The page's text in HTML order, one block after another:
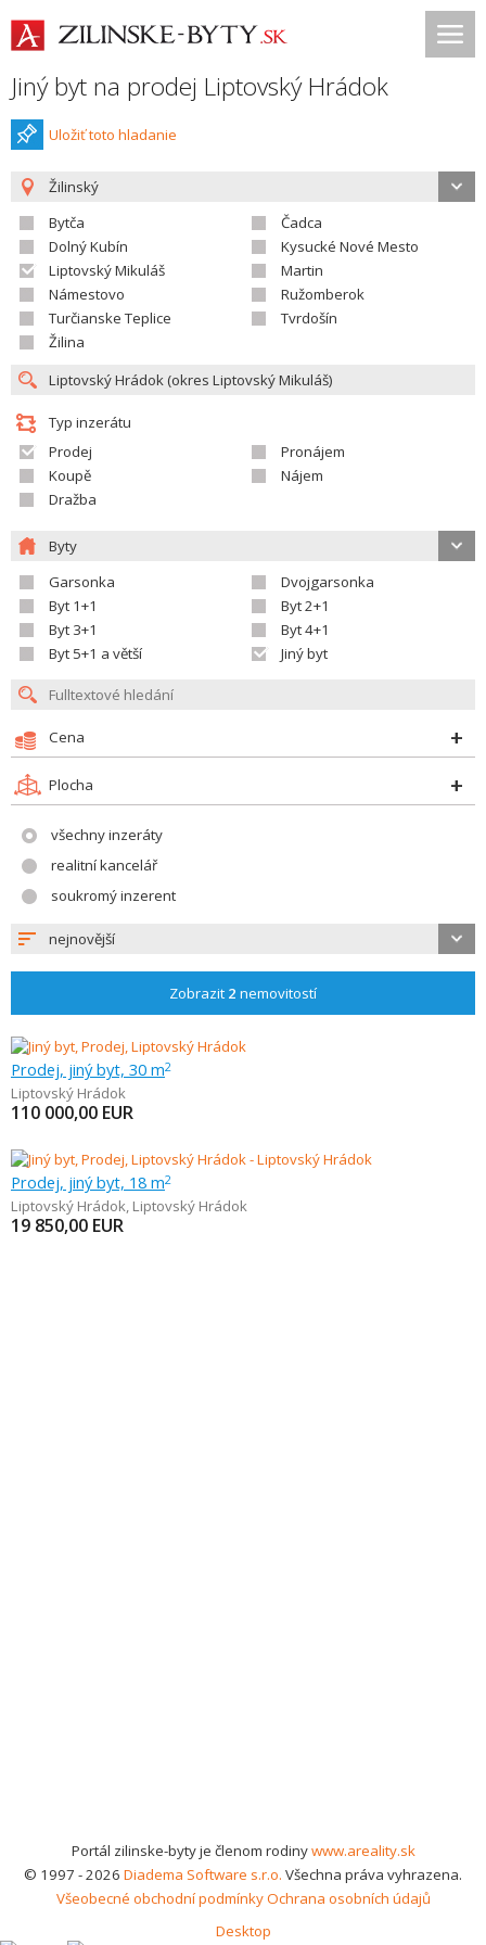
Jiný byt na prodej Liptovský Hrádok
Uložiť toto hladanie
Žilinský
Bytča
Čadca
Dolný Kubín
Kysucké Nové Mesto
Liptovský Mikuláš
Martin
Námestovo
Ružomberok
Turčianske Teplice
Tvrdošín
Žilina
Typ inzerátu
Prodej
Pronájem
Koupě
Nájem
Dražba
Byty
Garsonka
Dvojgarsonka
Byt 1+1
Byt 2+1
Byt 3+1
Byt 4+1
Byt 5+1 a větší
Jiný byt
Cena
Plocha
všechny inzeráty
realitní kancelář
soukromý inzerent
nejnovější
Zobrazit 2 nemovitostí
Prodej, jiný byt, 30 m2
Liptovský Hrádok
110 000,00 EUR
Prodej, jiný byt, 18 m2
Liptovský Hrádok, Liptovský Hrádok
19 850,00 EUR
Portál zilinske-byty je členom rodinywww.areality.sk
© 1997 - 2026 Diadema Software s.r.o. Všechna práva vyhrazena.
Všeobecné obchodní podmínkyOchrana osobních údajů
Desktop